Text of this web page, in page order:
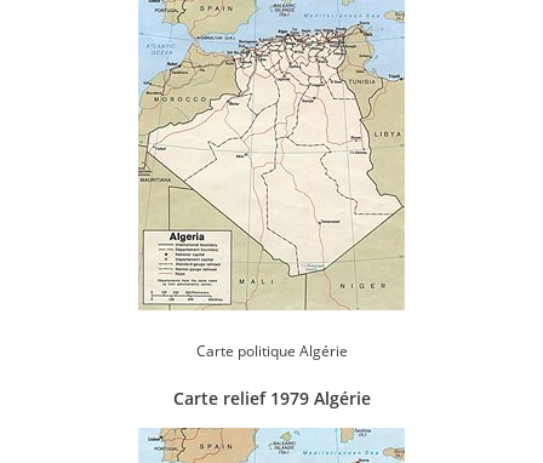
Carte politique Algérie
Carte relief 1979 Algérie